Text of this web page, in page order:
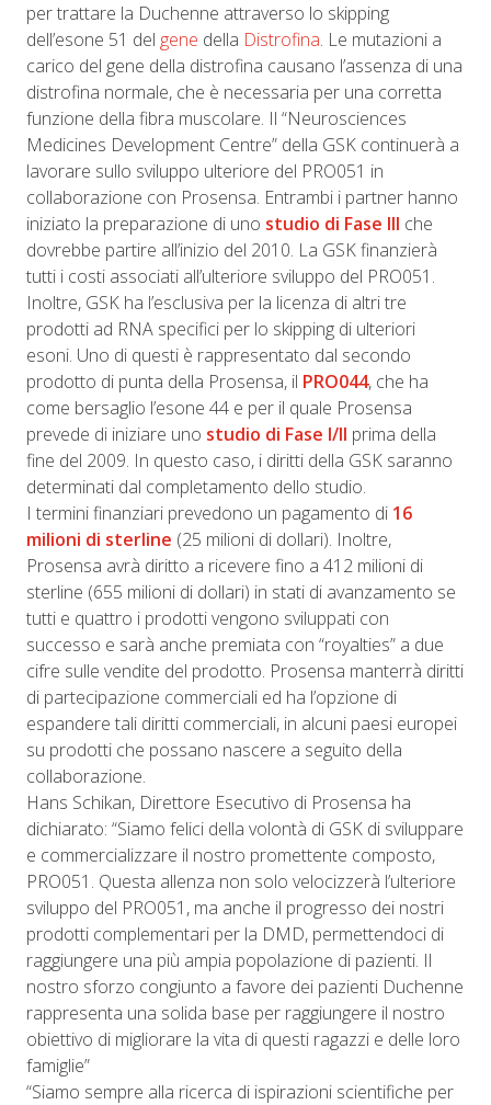
per trattare la Duchenne attraverso lo skipping
dell’esone 51 del gene della Distrofina. Le mutazioni a
carico del gene della distrofina causano l’assenza di una
distrofina normale, che è necessaria per una corretta
funzione della fibra muscolare. Il “Neurosciences
Medicines Development Centre” della GSK continuerà a
lavorare sullo sviluppo ulteriore del PRO051 in
collaborazione con Prosensa. Entrambi i partner hanno
iniziato la preparazione di uno studio di Fase III che
dovrebbe partire all’inizio del 2010. La GSK finanzierà
tutti i costi associati all’ulteriore sviluppo del PRO051.
Inoltre, GSK ha l’esclusiva per la licenza di altri tre
prodotti ad RNA specifici per lo skipping di ulteriori
esoni. Uno di questi è rappresentato dal secondo
prodotto di punta della Prosensa, il PRO044, che ha
come bersaglio l’esone 44 e per il quale Prosensa
prevede di iniziare uno studio di Fase I/II prima della
fine del 2009. In questo caso, i diritti della GSK saranno
determinati dal completamento dello studio.
I termini finanziari prevedono un pagamento di 16
milioni di sterline (25 milioni di dollari). Inoltre,
Prosensa avrà diritto a ricevere fino a 412 milioni di
sterline (655 milioni di dollari) in stati di avanzamento se
tutti e quattro i prodotti vengono sviluppati con
successo e sarà anche premiata con “royalties” a due
cifre sulle vendite del prodotto. Prosensa manterrà diritti
di partecipazione commerciali ed ha l’opzione di
espandere tali diritti commerciali, in alcuni paesi europei
su prodotti che possano nascere a seguito della
collaborazione.
Hans Schikan, Direttore Esecutivo di Prosensa ha
dichiarato: “Siamo felici della volontà di GSK di sviluppare
e commercializzare il nostro promettente composto,
PRO051. Questa allenza non solo velocizzerà l’ulteriore
sviluppo del PRO051, ma anche il progresso dei nostri
prodotti complementari per la DMD, permettendoci di
raggiungere una più ampia popolazione di pazienti. Il
nostro sforzo congiunto a favore dei pazienti Duchenne
rappresenta una solida base per raggiungere il nostro
obiettivo di migliorare la vita di questi ragazzi e delle loro
famiglie”
“Siamo sempre alla ricerca di ispirazioni scientifiche per